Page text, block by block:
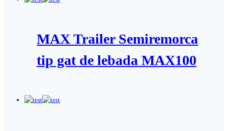
MAX Trailer Semiremorca
tip gat de lebada MAX100